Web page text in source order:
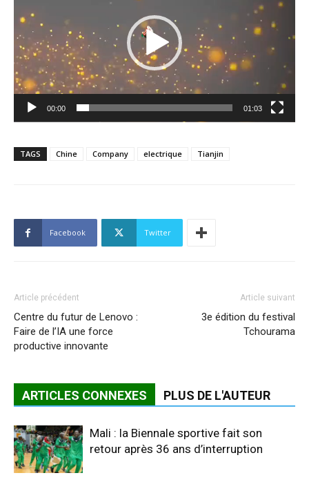
00:00 01:03
TAGS Chine Company electrique Tianjin
Facebook Twitter
Article précédent
Centre du futur de Lenovo :
Faire de l’IA une force
productive innovante
Article suivant
3e édition du festival
Tchourama
ARTICLES CONNEXES PLUS DE L'AUTEUR
Mali : la Biennale sportive fait son
retour après 36 ans d’interruption